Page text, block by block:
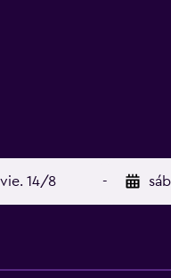
vie. 14/8 -